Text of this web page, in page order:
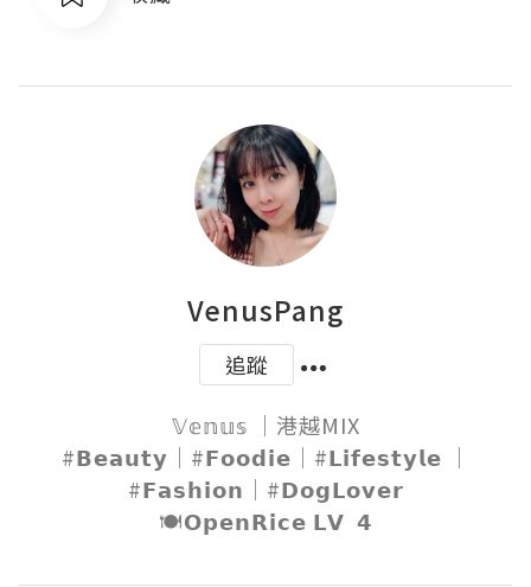
VenusPang
追蹤
𝕍𝕖𝕟𝕦𝕤 ｜港越MIX
#𝗕𝗲𝗮𝘂𝘁𝘆｜#𝗙𝗼𝗼𝗱𝗶𝗲｜#𝗟𝗶𝗳𝗲𝘀𝘁𝘆𝗹𝗲 ｜
#𝗙𝗮𝘀𝗵𝗶𝗼𝗻｜#𝗗𝗼𝗴𝗟𝗼𝘃𝗲𝗿
🍽𝗢𝗽𝗲𝗻𝗥𝗶𝗰𝗲 𝗟𝗩  𝟰